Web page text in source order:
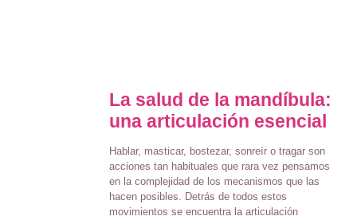
La salud de la mandíbula:
una articulación esencial
Hablar, masticar, bostezar, sonreír o tragar son
acciones tan habituales que rara vez pensamos
en la complejidad de los mecanismos que las
hacen posibles. Detrás de todos estos
movimientos se encuentra la articulación